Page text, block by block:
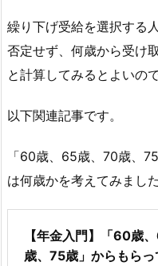
繰り下げ受給を選択する
否定せず、何歳から受け
と計算してみるとよいの
以下関連記事です。
「60歳、65歳、70歳、
は何歳かを考えてみました
【年金入門】「60歳
歳、75歳」からもらっ